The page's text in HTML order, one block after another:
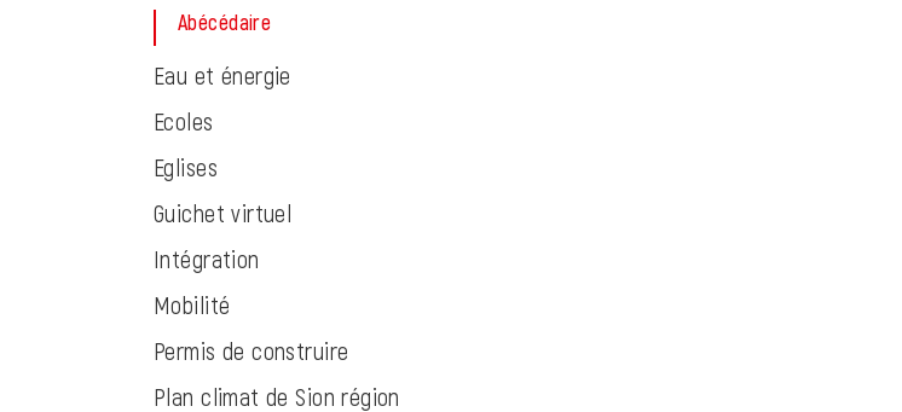
Abécédaire
Eau et énergie
Ecoles
Eglises
Guichet virtuel
Intégration
Mobilité
Permis de construire
Plan climat de Sion région